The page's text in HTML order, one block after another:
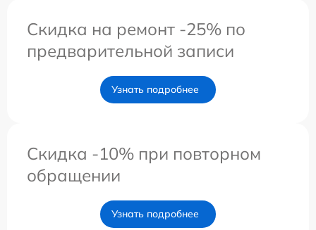
Скидка на ремонт -25% по
предварительной записи
Узнать подробнее
Скидка -10% при повторном
обращении
Узнать подробнее